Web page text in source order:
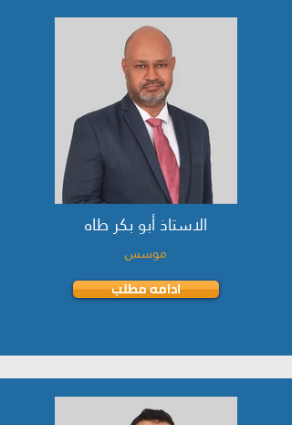
الاستاذ أبو بكر طاه
موسس
ادامه مطلب